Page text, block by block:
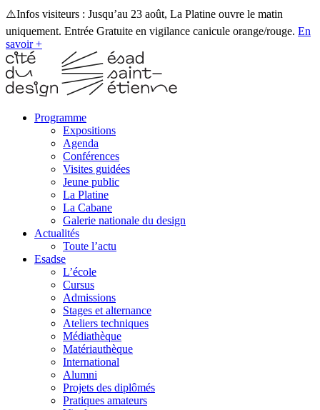
⚠️Infos visiteurs : Jusqu’au 23 août, La Platine ouvre le matin
uniquement. Entrée Gratuite en vigilance canicule orange/rouge. En
savoir +
Programme
Expositions
Agenda
Conférences
Visites guidées
Jeune public
La Platine
La Cabane
Galerie nationale du design
Actualités
Toute l’actu
Esadse
L’école
Cursus
Admissions
Stages et alternance
Ateliers techniques
Médiathèque
Matériauthèque
International
Alumni
Projets des diplômés
Pratiques amateurs